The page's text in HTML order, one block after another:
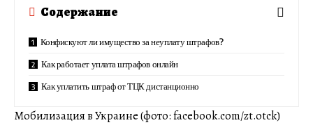
Содержание
Конфискуют ли имущество за неуплату штрафов?
Как работает уплата штрафов онлайн
Как уплатить штраф от ТЦК дистанционно
Мобилизация в Украине (фото: facebook.com/zt.otck)